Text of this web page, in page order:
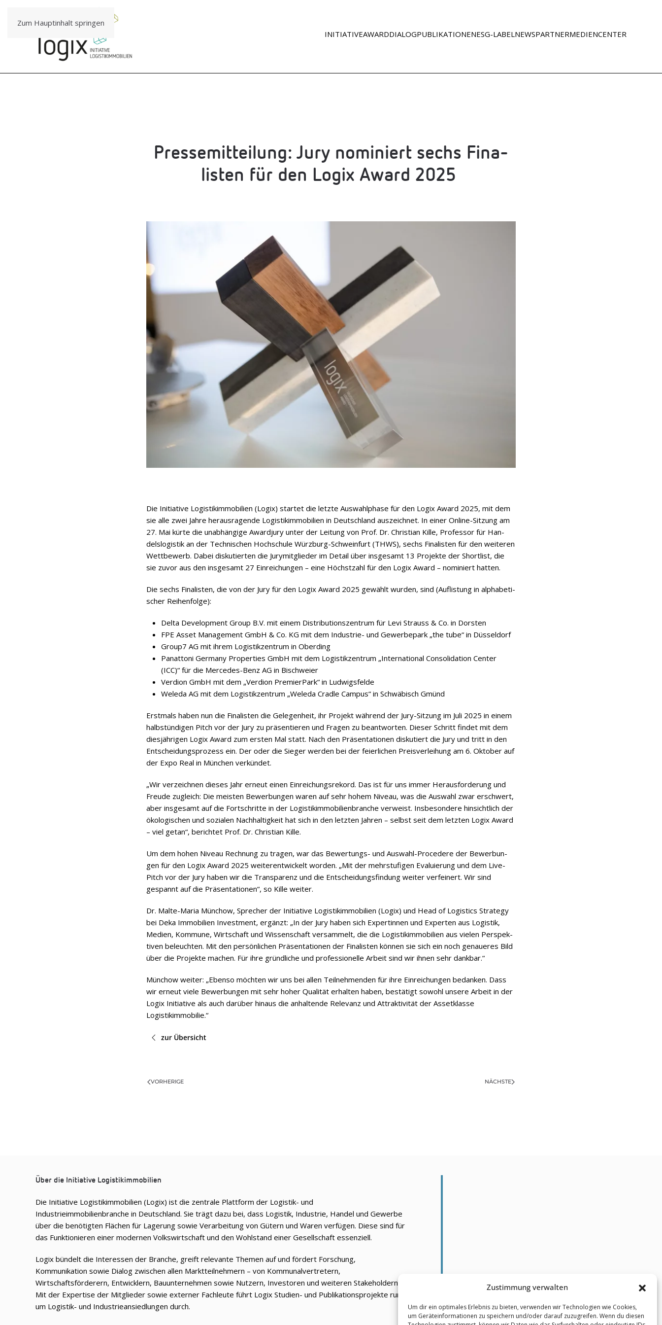
Zustimmung verwalten
Um dir ein optimales Erlebnis zu bieten, verwenden wir Technologien wie Cookies,
um Geräteinformationen zu speichern und/oder darauf zuzugreifen. Wenn du diesen
Zum Hauptinhalt springen
INITIATIVEAWARDDIA­LOGPUBLIKATIONENESG-LABELNEWSPART­NERMEDI­EN­CEN­TER
Pres­se­mit­tei­lung: Jury nomi­niert sechs Fina­
lis­ten für den Logix Award 2025
Die Initia­tive Logis­tik­im­mo­bi­lien (Logix) star­tet die letzte Aus­wahl­phase für den Logix Award 2025, mit dem
sie alle zwei Jahre her­aus­ra­gende Logis­tik­im­mo­bi­lien in Deutsch­land aus­zeich­net. In einer Online-Sit­zung am
27. Mai kürte die unab­hän­gige Award­jury unter der Lei­tung von Prof. Dr. Chris­tian Kille, Pro­fes­sor für Han­
dels­lo­gis­tik an der Tech­ni­schen Hoch­schule Würz­burg-Schwein­furt (THWS), sechs Fina­lis­ten für den wei­te­ren
Wett­be­werb. Dabei dis­ku­tier­ten die Jury­mit­glie­der im Detail über ins­ge­samt 13 Pro­jekte der Short­list, die
sie zuvor aus den ins­ge­samt 27 Ein­rei­chun­gen – eine Höchst­zahl für den Logix Award – nomi­niert hatten.
Die sechs Fina­lis­ten, die von der Jury für den Logix Award 2025 gewählt wur­den, sind (Auf­lis­tung in alpha­be­ti­
scher Reihenfolge):
Delta Deve­lo­p­ment Group B.V. mit einem Dis­tri­bu­ti­ons­zen­trum für Levi Strauss & Co. in Dorsten
FPE Asset Manage­ment GmbH & Co. KG mit dem Indus­trie- und Gewer­be­park „the tube“ in Düsseldorf
Group7 AG mit ihrem Logis­tik­zen­trum in Oberding
Pan­at­toni Ger­many Pro­per­ties GmbH mit dem Logis­tik­zen­trum „Inter­na­tio­nal Con­so­li­da­tion Cen­ter
(ICC)“ für die Mer­ce­des-Benz AG in Bischweier
Ver­dion GmbH mit dem „Ver­dion Pre­mier­Park“ in Ludwigsfelde
Weleda AG mit dem Logis­tik­zen­trum „Weleda Cradle Cam­pus“ in Schwä­bisch Gmünd
Erst­mals haben nun die Fina­lis­ten die Gele­gen­heit, ihr Pro­jekt wäh­rend der Jury-Sit­zung im Juli 2025 in einem
halb­stün­di­gen Pitch vor der Jury zu prä­sen­tie­ren und Fra­gen zu beant­wor­ten. Die­ser Schritt fin­det mit dem
dies­jäh­ri­gen Logix Award zum ers­ten Mal statt. Nach den Prä­sen­ta­tio­nen dis­ku­tiert die Jury und tritt in den
Ent­schei­dungs­pro­zess ein. Der oder die Sie­ger wer­den bei der fei­er­li­chen Preis­ver­lei­hung am 6. Okto­ber auf
der Expo Real in Mün­chen verkündet.
„Wir ver­zeich­nen die­ses Jahr erneut einen Ein­rei­chungs­re­kord. Das ist für uns immer Her­aus­for­de­rung und
Freude zugleich: Die meis­ten Bewer­bun­gen waren auf sehr hohem Niveau, was die Aus­wahl zwar erschwert,
aber ins­ge­samt auf die Fort­schritte in der Logis­tik­im­mo­bi­li­en­bran­che ver­weist. Ins­be­son­dere hin­sicht­lich der
öko­lo­gi­schen und sozia­len Nach­hal­tig­keit hat sich in den letz­ten Jah­ren – selbst seit dem letz­ten Logix Award
– viel getan“, berich­tet Prof. Dr. Chris­tian Kille.
Um dem hohen Niveau Rech­nung zu tra­gen, war das Bewer­tungs- und Aus­wahl-Pro­ce­dere der Bewer­bun­
gen für den Logix Award 2025 wei­ter­ent­wi­ckelt wor­den. „Mit der mehr­stu­fi­gen Eva­lu­ie­rung und dem Live-
Pitch vor der Jury haben wir die Trans­pa­renz und die Ent­schei­dungs­fin­dung wei­ter ver­fei­nert. Wir sind
gespannt auf die Prä­sen­ta­tio­nen“, so Kille weiter.
Dr. Malte-Maria Mün­chow, Spre­cher der Initia­tive Logis­tik­im­mo­bi­lien (Logix) und Head of Logi­stics Stra­tegy
bei Deka Immo­bi­lien Invest­ment, ergänzt: „In der Jury haben sich Exper­tin­nen und Exper­ten aus Logis­tik,
Medien, Kom­mune, Wirt­schaft und Wis­sen­schaft ver­sam­melt, die die Logis­tik­im­mo­bi­lien aus vie­len Per­spek­
ti­ven beleuch­ten. Mit den per­sön­li­chen Prä­sen­ta­tio­nen der Fina­lis­ten kön­nen sie sich ein noch genaue­res Bild
über die Pro­jekte machen. Für ihre gründ­li­che und pro­fes­sio­nelle Arbeit sind wir ihnen sehr dankbar.“
Mün­chow wei­ter: „Ebenso möch­ten wir uns bei allen Teil­neh­men­den für ihre Ein­rei­chun­gen bedan­ken. Dass
wir erneut viele Bewer­bun­gen mit sehr hoher Qua­li­tät erhal­ten haben, bestä­tigt sowohl unsere Arbeit in der
Logix Initia­tive als auch dar­über hin­aus die anhal­tende Rele­vanz und Attrak­ti­vi­tät der Asset­klasse
Logistikimmobilie.“
zur Übersicht
VORHERIGE NÄCHSTE
Über die Initiative Logistikimmobilien
Die Initiative Logistikimmobilien (Logix) ist die zentrale Plattform der Logistik- und
Industrieimmobilienbranche in Deutschland. Sie trägt dazu bei, dass Logistik, Industrie, Handel und Gewerbe
über die benötigten Flächen für Lagerung sowie Verarbeitung von Gütern und Waren verfügen. Diese sind für
das Funktionieren einer modernen Volkswirtschaft und den Wohlstand einer Gesellschaft essenziell.
Logix bündelt die Interessen der Branche, greift relevante Themen auf und fördert Forschung,
Kommunikation sowie Dialog zwischen allen Marktteilnehmern – von Kommunalvertretern,
Wirtschaftsförderern, Entwicklern, Bauunternehmen sowie Nutzern, Investoren und weiteren Stakeholdern.
Mit der Expertise der Mitglieder sowie externer Fachleute führt Logix Studien- und Publikationsprojekte rund
um Logistik- und Industrieansiedlungen durch.
Datenschutz